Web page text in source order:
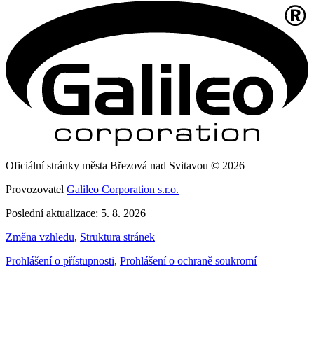
Oficiální stránky města Březová nad Svitavou © 2026
Provozovatel Galileo Corporation s.r.o.
Poslední aktualizace: 5. 8. 2026
Změna vzhledu, Struktura stránek
Prohlášení o přístupnosti, Prohlášení o ochraně soukromí